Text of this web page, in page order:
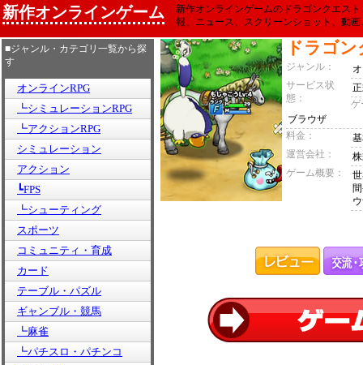
新作オンラインゲーム
新作オンラインゲームのドラゴンクエス
報、ニュース、スクリーンショット、動
■ジャンル・カテゴリ一覧から探
す
オンラインRPG
┗シミュレーションRPG
┗アクションRPG
シミュレーション
アクション
┗FPS
┗シューティング
スポーツ
コミュニティ・育成
カード
テーブル・パズル
ギャンブル・競馬
┗麻雀
┗パチスロ・パチンコ
ドラゴ
ジャンル：
サービス状
態：
ゲ
ブラウザ
料金：
運営会社：
ゲーム概要：